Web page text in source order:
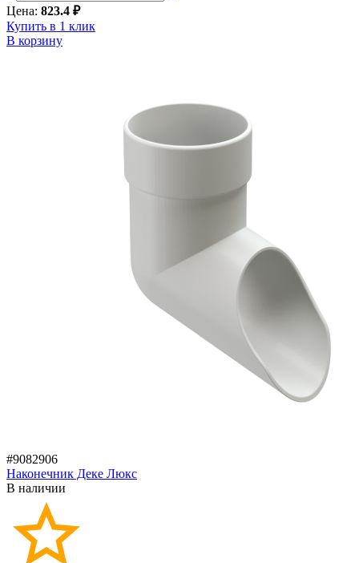
Цена: 823.4 ₽
Купить в 1 клик
В корзину
#9082906
Наконечник Деке Люкс
В наличии